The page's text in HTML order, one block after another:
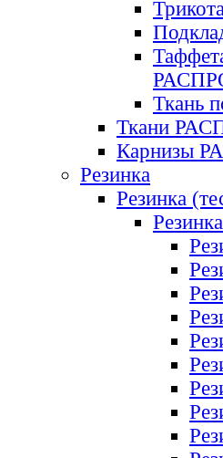
Ткань
Ткани
Карнизы
Резинка
Резинка